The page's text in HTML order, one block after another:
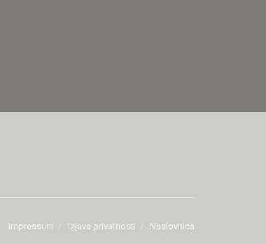
Impressum Izjava privatnosti Naslovnica